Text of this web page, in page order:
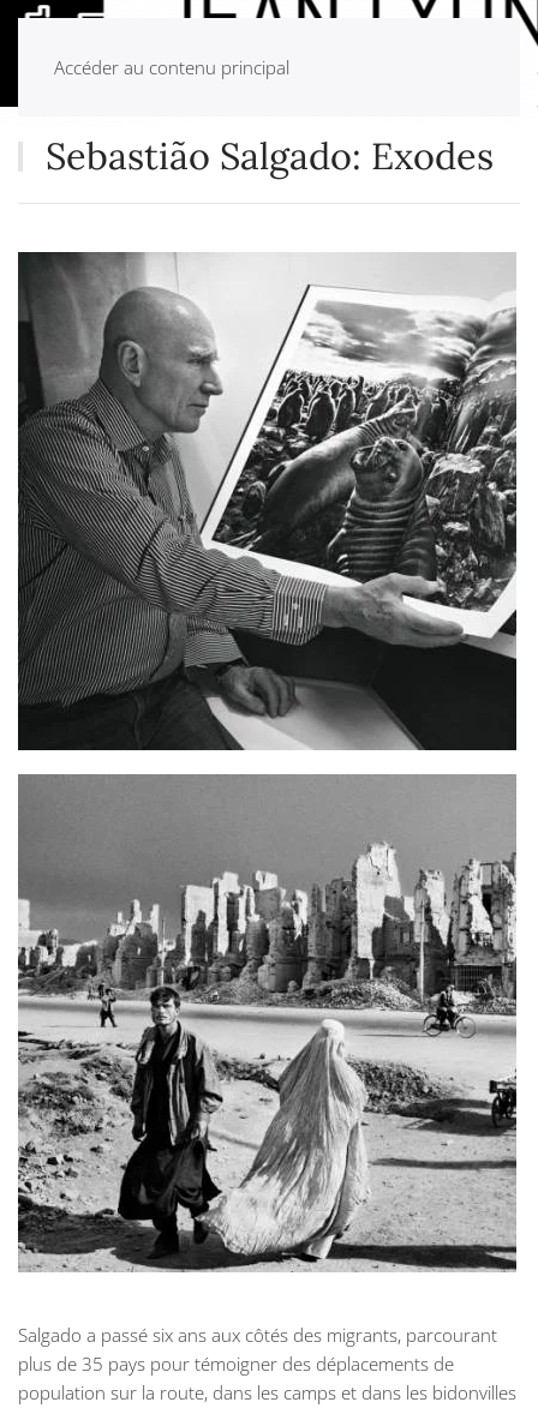
Accéder au contenu principal
Sebastião Salgado: Exodes
Salgado a passé six ans aux côtés des migrants, parcourant
plus de 35 pays pour témoigner des déplacements de
population sur la route, dans les camps et dans les bidonvilles